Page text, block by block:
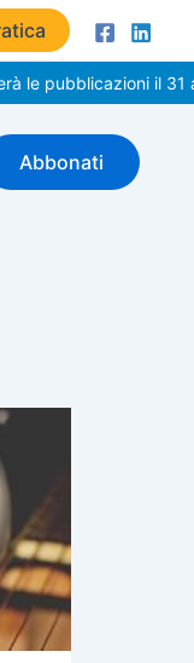
pubblicazioni il 31
Abbonati